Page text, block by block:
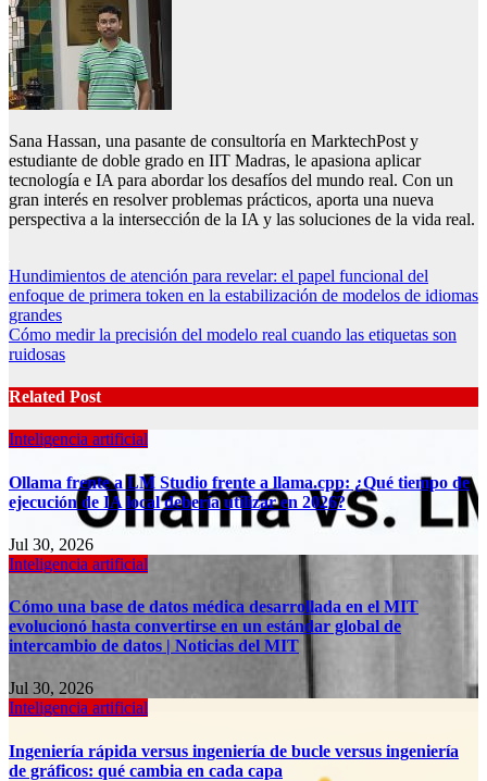
Sana Hassan, una pasante de consultoría en MarktechPost y
estudiante de doble grado en IIT Madras, le apasiona aplicar
tecnología e IA para abordar los desafíos del mundo real. Con un
gran interés en resolver problemas prácticos, aporta una nueva
perspectiva a la intersección de la IA y las soluciones de la vida real.
Post
navigation
Hundimientos de atención para revelar: el papel funcional del
enfoque de primera token en la estabilización de modelos de idiomas
grandes
Cómo medir la precisión del modelo real cuando las etiquetas son
ruidosas
Related Post
Inteligencia artificial
Ollama frente a LM Studio frente a llama.cpp: ¿Qué tiempo de
ejecución de IA local debería utilizar en 2026?
Jul 30, 2026
Inteligencia artificial
Cómo una base de datos médica desarrollada en el MIT
evolucionó hasta convertirse en un estándar global de
intercambio de datos | Noticias del MIT
Jul 30, 2026
Inteligencia artificial
Ingeniería rápida versus ingeniería de bucle versus ingeniería
de gráficos: qué cambia en cada capa